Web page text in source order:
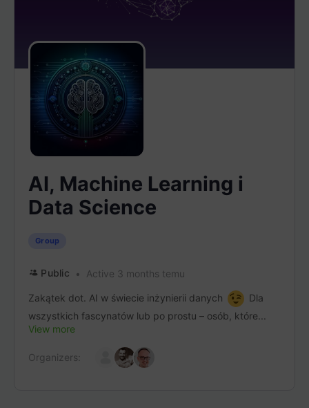
AI, Machine Learning i
Data Science
Group
Public Active 3 months temu
Zakątek dot. AI w świecie inżynierii danych
Dla
wszystkich fascynatów lub po prostu – osób, które...
View more
Organizers: